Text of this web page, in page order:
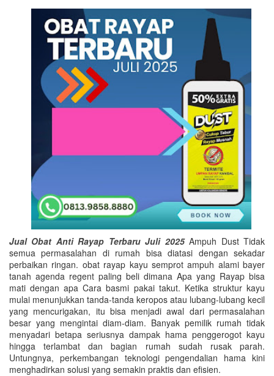
Jual Obat Anti Rayap Terbaru Juli 2025Ampuh Dust Tidak
semua permasalahan di rumah bisa diatasi dengan sekadar
perbaikan ringan. obat rayap kayu semprot ampuh alami bayer
tanah agenda regent paling beli dimana Apa yang Rayap bisa
mati dengan apa Cara basmi pakai takut. Ketika struktur kayu
mulai menunjukkan tanda-tanda keropos atau lubang-lubang kecil
yang mencurigakan, itu bisa menjadi awal dari permasalahan
besar yang mengintai diam-diam. Banyak pemilik rumah tidak
menyadari betapa seriusnya dampak hama penggerogot kayu
hingga terlambat dan bagian rumah sudah rusak parah.
Untungnya, perkembangan teknologi pengendalian hama kini
menghadirkan solusi yang semakin praktis dan efisien.